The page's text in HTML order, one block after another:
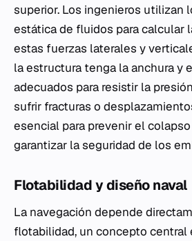
superior. Los ingenieros utilizan
estática de fluidos para calcular
estas fuerzas laterales y
la estructura tenga la anchura y
adecuados para resistir la
sufrir fracturas o
esencial para prevenir el
garantizar la seguridad de los
Flotabilidad y diseño naval
La navegación depende
flotabilidad, un concepto central